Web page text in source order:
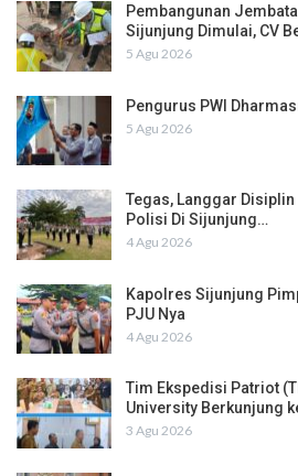
Pembangunan
Sijunjung Dimulai, CV
5 Agu 2026
Pengurus PWI
5 Agu 2026
Tegas, Langgar Disiplin
Polisi Di Sijunjung…
4 Agu 2026
Kapolres Sijunjung
PJU Nya
4 Agu 2026
Tim Ekspedisi Patriot
University Berkunjung
3 Agu 2026